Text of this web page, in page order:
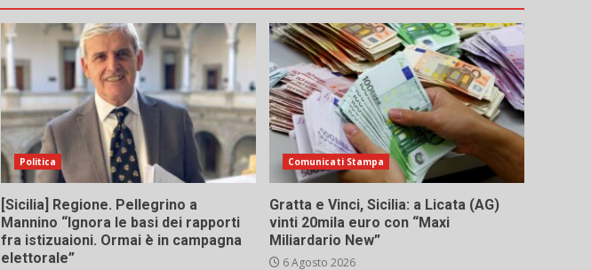
Politica
[Sicilia] Regione. Pellegrino a
Mannino “Ignora le basi dei rapporti
fra istizuaioni. Ormai è in campagna
elettorale”
Comunicati Stampa
Gratta e Vinci, Sicilia: a Licata (AG)
vinti 20mila euro con “Maxi
Miliardario New”
6 Agosto 2026